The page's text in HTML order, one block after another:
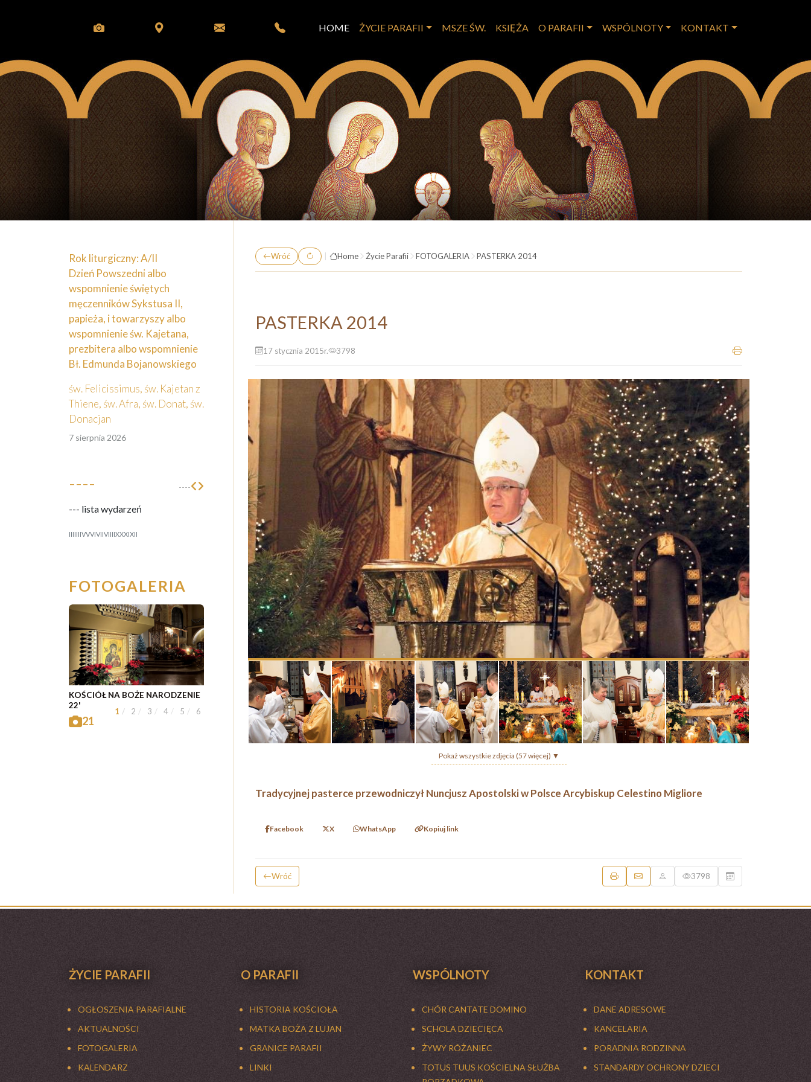
HOME ŻYCIE PARAFII MSZE ŚW. KSIĘŻA O PARAFII WSPÓLNOTY KONTAKT
Rok liturgiczny: A/II
Dzień Powszedni albo
wspomnienie świętych
męczenników Sykstusa II,
papieża, i towarzyszy albo
wspomnienie św. Kajetana,
prezbitera albo wspomnienie
Bł. Edmunda Bojanowskiego
św. Felicissimus, św. Kajetan z
Thiene, św. Afra, św. Donat, św.
Donacjan
7 sierpnia 2026
---- ----
--- lista wydarzeń
IIIIIIIVVVIVIIVIIIIXXXIXII
FOTOGALERIA
KOŚCIÓŁ NA BOŻE NARODZENIE
22'
21
1 2 3 4 5 6
Wróć Home Życie Parafii FOTOGALERIA PASTERKA 2014
PASTERKA 2014
17 stycznia 2015r. 3798
Pokaż wszystkie zdjęcia (57 więcej) ▼
Tradycyjnej pasterce przewodniczył Nuncjusz Apostolski w Polsce Arcybiskup Celestino Migliore
Facebook X WhatsApp Kopiuj link
Wróć 3798
ŻYCIE PARAFII
OGŁOSZENIA PARAFIALNE
AKTUALNOŚCI
FOTOGALERIA
KALENDARZ
O PARAFII
HISTORIA KOŚCIOŁA
MATKA BOŻA Z LUJAN
GRANICE PARAFII
LINKI
WSPÓLNOTY
CHÓR CANTATE DOMINO
SCHOLA DZIECIĘCA
ŻYWY RÓŻANIEC
TOTUS TUUS KOŚCIELNA SŁUŻBA
KONTAKT
DANE ADRESOWE
KANCELARIA
PORADNIA RODZINNA
STANDARDY OCHRONY DZIECI